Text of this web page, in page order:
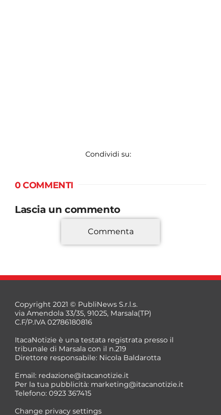
Condividi su:
0 COMMENTI
Lascia un commento
*
*
Commenta
Copyright 2021 © PubliNews S.r.l.s.
via Amendola 33/35, 91025, Marsala(TP)
C.F/P.IVA 02786180816
ItacaNotizie è una testata registrata presso il
tribunale di Marsala con il n.219
Direttore responsabile: Nicola Baldarotta
Email: redazione@itacanotizie.it
Per la tua pubblicità: marketing@itacanotizie.it
Telefono: 0923 367415
Change privacy settings